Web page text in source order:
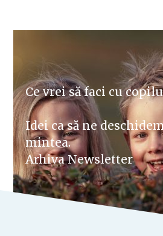
Ce vrei să faci cu
Idei ca să ne
mintea.
Arhiva Newsletter